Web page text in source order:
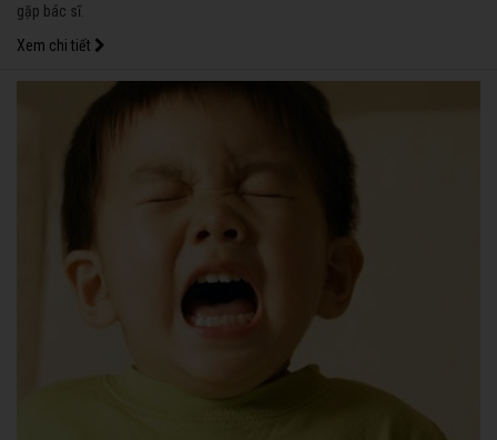
gặp bác sĩ.
Xem chi tiết